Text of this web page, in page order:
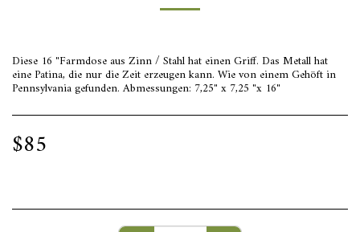
Diese 16 "Farmdose aus Zinn / Stahl hat einen Griff. Das Metall hat
eine Patina, die nur die Zeit erzeugen kann. Wie von einem Gehöft in
Pennsylvania gefunden. Abmessungen: 7,25" x 7,25 "x 16"
$85